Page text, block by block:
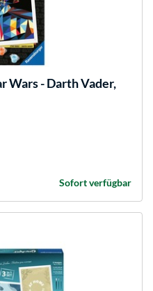
Wars - Darth Vader,
Sofort verfügbar